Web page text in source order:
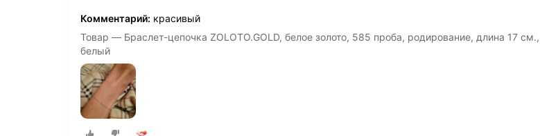
Комментарий: красивый
Товар — Браслет-цепочка ZOLOTO.GOLD, белое золото, 585 проба, родирование, длина 17 см.,
белый